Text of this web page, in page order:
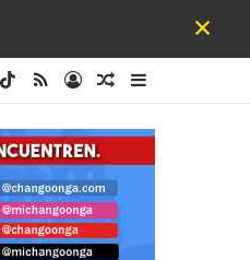
Powered by SendPulse
×
Play
TikTok
RSSAccesoPublicación al
Barra lateral